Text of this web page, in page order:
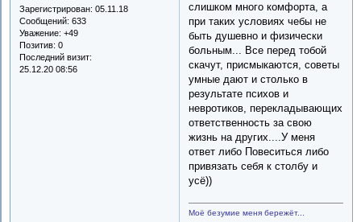
Зарегистрирован: 05.11.18
Сообщений: 633
Уважение: +49
Позитив: 0
Последний визит:
25.12.20 08:56
слишком много комфорта, а
при таких условиях чебы не
быть душевно и физически
больным... Все перед тобой
скачут, присмыкаются, советы
умные дают и столько в
результате психов и
невротиков, перекладывающих
ответственность за свою
жизнь на других....У меня
ответ либо Повеситься либо
привязать себя к столбу и
усё))
Моё безумие меня бережёт...